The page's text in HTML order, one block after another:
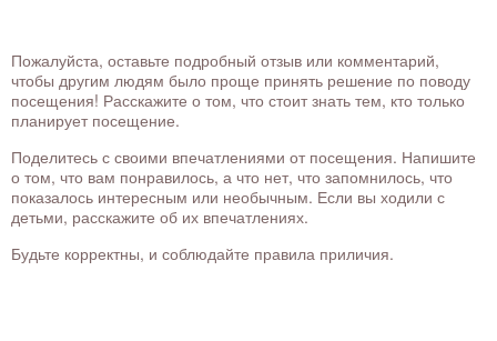
Пожалуйста, оставьте подробный отзыв или комментарий,
чтобы другим людям было проще принять решение по поводу
посещения! Расскажите о том, что стоит знать тем, кто только
планирует посещение.
Поделитесь с своими впечатлениями от посещения. Напишите
о том, что вам понравилось, а что нет, что запомнилось, что
показалось интересным или необычным. Если вы ходили с
детьми, расскажите об их впечатлениях.
Будьте корректны, и соблюдайте правила приличия.